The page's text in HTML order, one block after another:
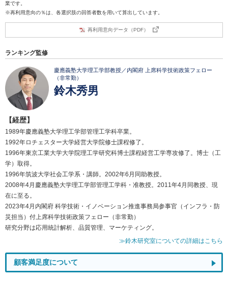
業です。
※再利用意向の％は、各選択肢の回答者数を用いて算出しています。
再利用意向データ（PDF）
ランキング監修
慶應義塾大学理工学部教授／内閣府 上席科学技術政策フェロー
（非常勤）
鈴木秀男
【経歴】
1989年慶應義塾大学理工学部管理工学科卒業。
1992年ロチェスター大学経営大学院修士課程修了。
1996年東京工業大学大学院理工学研究科博士課程経営工学専攻修了。博士（工
学）取得。
1996年筑波大学社会工学系・講師。2002年6月同助教授。
2008年4月慶應義塾大学理工学部管理工学科・准教授。2011年4月同教授、現
在に至る。
2023年4月内閣府 科学技術・イノベーション推進事務局参事官（インフラ・防
災担当）付上席科学技術政策フェロー（非常勤）
研究分野は応用統計解析、品質管理、マーケティング。
≫鈴木研究室についての詳細はこちら
顧客満足度について